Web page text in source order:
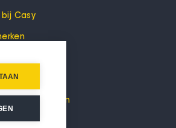
bij Casy
voorwaarden